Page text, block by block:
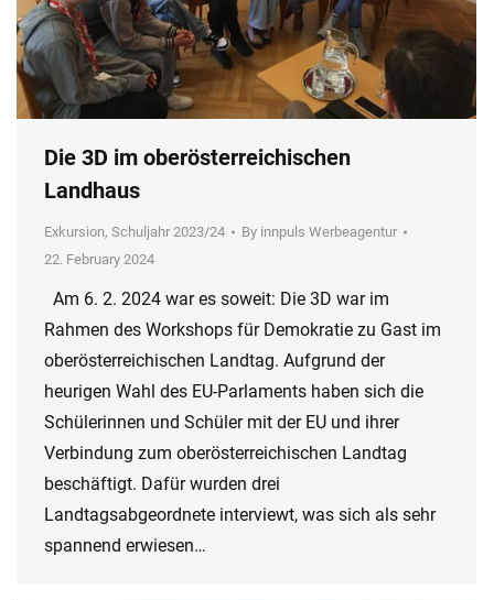
Die 3D im oberösterreichischen
Landhaus
Exkursion, Schuljahr 2023/24 By innpuls Werbeagentur
22. February 2024
Am 6. 2. 2024 war es soweit: Die 3D war im
Rahmen des Workshops für Demokratie zu Gast im
oberösterreichischen Landtag. Aufgrund der
heurigen Wahl des EU-Parlaments haben sich die
Schülerinnen und Schüler mit der EU und ihrer
Verbindung zum oberösterreichischen Landtag
beschäftigt. Dafür wurden drei
Landtagsabgeordnete interviewt, was sich als sehr
spannend erwiesen…